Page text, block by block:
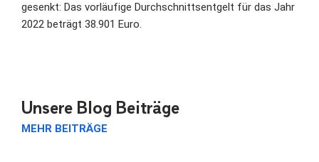
gesenkt: Das vorläufige Durchschnittsentgelt für das Jahr
2022 beträgt 38.901 Euro.
Unsere Blog Beiträge
MEHR BEITRÄGE